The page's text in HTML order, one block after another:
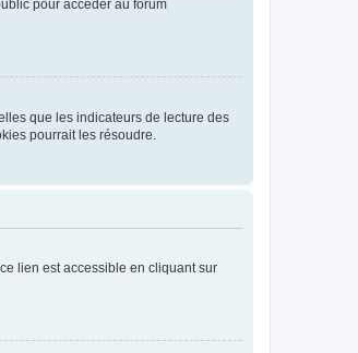
pour accéder au forum
que les indicateurs de lecture des
pourrait les résoudre.
lien est accessible en cliquant sur